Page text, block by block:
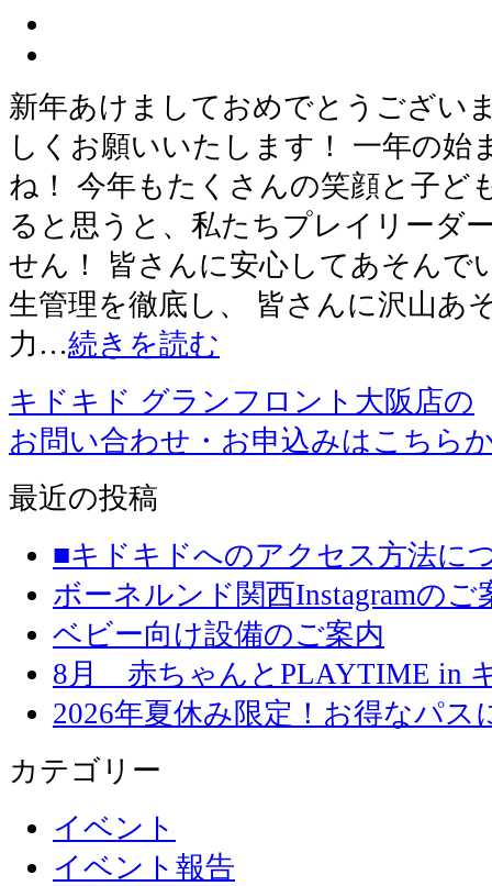
新年あけましておめでとうござい
しくお願いいたします！ 一年の始
ね！ 今年もたくさんの笑顔と子ど
ると思うと、私たちプレイリーダ
せん！ 皆さんに安心してあそんで
生管理を徹底し、 皆さんに沢山あ
力…続きを読む
キドキド グランフロント大阪店の
お問い合わせ・お申込みはこちら
最近の投稿
■キドキドへのアクセス方法に
ボーネルンド関西Instagramのご
ベビー向け設備のご案内
8月 赤ちゃんとPLAYTIME in
2026年夏休み限定！お得なパス
カテゴリー
イベント
イベント報告